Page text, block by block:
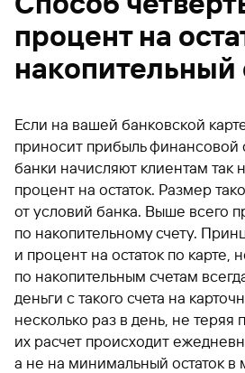
процент на
накопительный
Если на вашей банковской
приносит прибыль финансовой
банки начисляют клиентам так
процент на остаток. Размер
от условий банка. Выше всего
по накопительному счету.
и процент на остаток по карте,
по накопительным счетам
деньги с такого счета на
несколько раз в день, не теряя
их расчет происходит
а не на минимальный остаток в